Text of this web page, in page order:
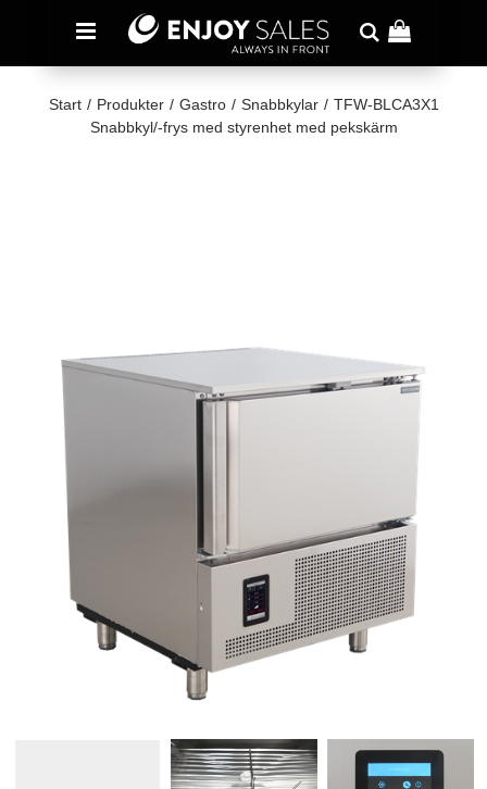
Start / Produkter / Gastro / Snabbkylar / TFW-BLCA3X1
Snabbkyl/-frys med styrenhet med pekskärm